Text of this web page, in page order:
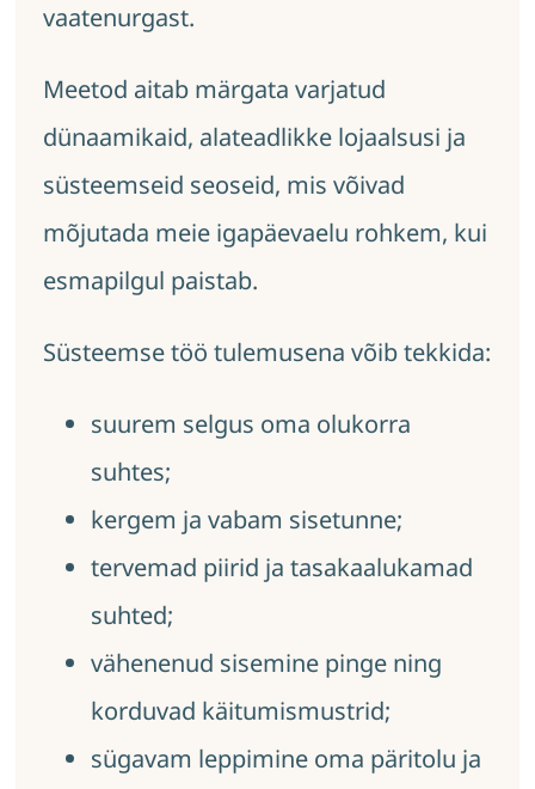
vaatenurgast.
Meetod aitab märgata varjatud
dünaamikaid, alateadlikke lojaalsusi ja
süsteemseid seoseid, mis võivad
mõjutada meie igapäevaelu rohkem, kui
esmapilgul paistab.
Süsteemse töö tulemusena võib tekkida:
suurem selgus oma olukorra
suhtes;
kergem ja vabam sisetunne;
tervemad piirid ja tasakaalukamad
suhted;
vähenenud sisemine pinge ning
korduvad käitumismustrid;
sügavam leppimine oma päritolu ja